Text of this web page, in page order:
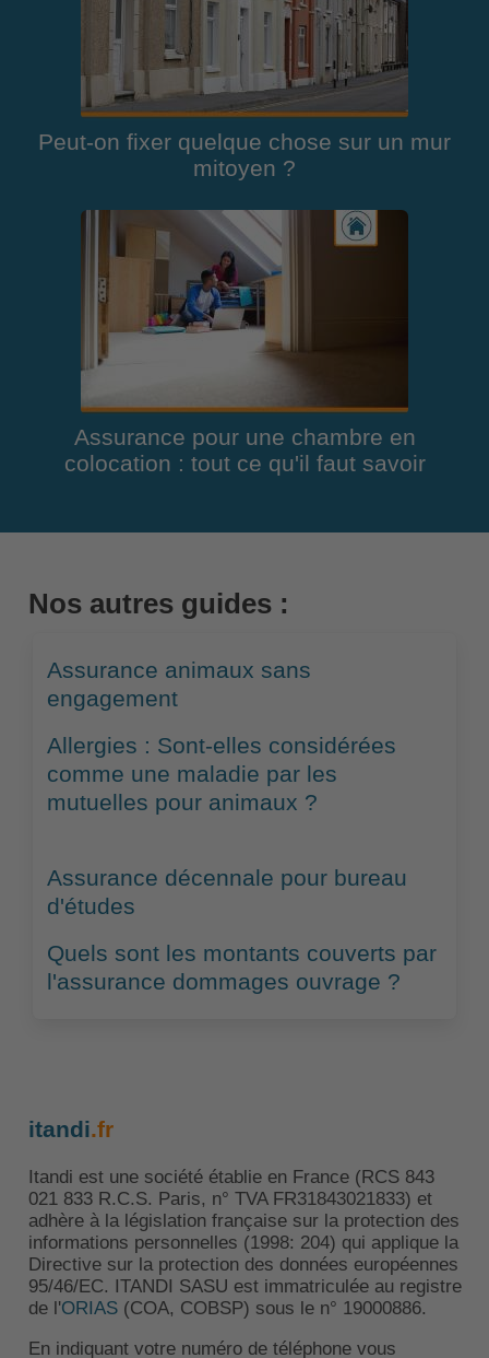
Peut-on fixer quelque chose sur un mur
mitoyen ?
Assurance pour une chambre en
colocation : tout ce qu'il faut savoir
Nos autres guides :
Assurance animaux sans
engagement
Allergies : Sont-elles considérées
comme une maladie par les
mutuelles pour animaux ?
Assurance décennale pour bureau
d'études
Quels sont les montants couverts par
l'assurance dommages ouvrage ?
itandi.fr
Itandi est une société établie en France (RCS 843
021 833 R.C.S. Paris, n° TVA FR31843021833) et
adhère à la législation française sur la protection des
informations personnelles (1998: 204) qui applique la
Directive sur la protection des données européennes
95/46/EC. ITANDI SASU est immatriculée au registre
de l'ORIAS(COA, COBSP) sous le n° 19000886.
En indiquant votre numéro de téléphone vous